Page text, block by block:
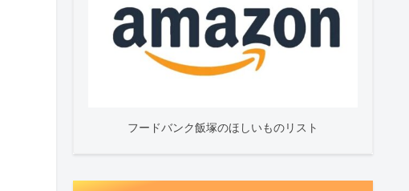
フードバンク飯塚のほしいものリスト